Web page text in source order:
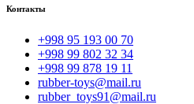
Контакты
+998 95 193 00 70
+998 99 802 32 34
+998 99 878 19 11
rubber-toys@mail.ru
rubber_toys91@mail.ru